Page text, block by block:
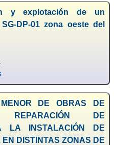
y explotación de un
DP-01 zona oeste del
MENOR DE OBRAS DE
REPARACIÓN DE
LA INSTALACIÓN DE
DISTINTAS ZONAS DE